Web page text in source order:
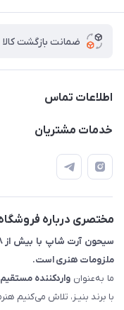
ضمانت بازگشت کالا
اطلاعات تماس
خدمات مشتریان
📝 قوانین و مقررات
📖 راهنما
مختصری درباره
ملزومات هنری است.
ما به‌عنوان واردکننده مستقیم
با برند بنیـز، تلاش می‌کنیم